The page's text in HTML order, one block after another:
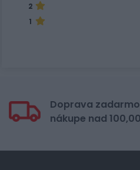
2
1
Doprava
nákupe nad